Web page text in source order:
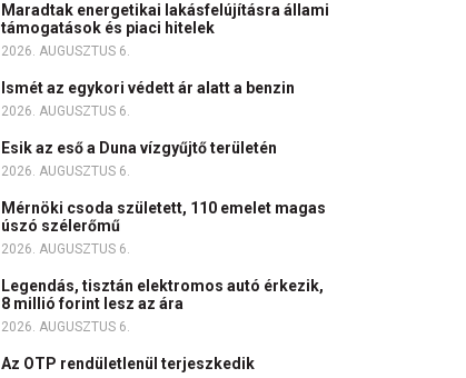
Maradtak energetikai lakásfelújításra állami
támogatások és piaci hitelek
2026. AUGUSZTUS 6.
Ismét az egykori védett ár alatt a benzin
2026. AUGUSZTUS 6.
Esik az eső a Duna vízgyűjtő területén
2026. AUGUSZTUS 6.
Mérnöki csoda született, 110 emelet magas
úszó szélerőmű
2026. AUGUSZTUS 6.
Legendás, tisztán elektromos autó érkezik,
8 millió forint lesz az ára
2026. AUGUSZTUS 6.
Az OTP rendületlenül terjeszkedik